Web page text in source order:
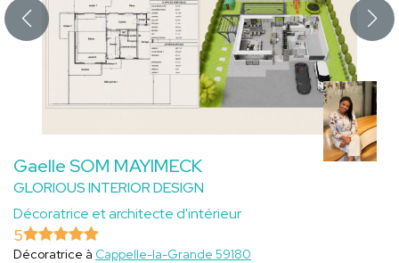
Gaelle SOM MAYIMECK
GLORIOUS INTERIOR DESIGN
Décoratrice et architecte d'intérieur
5
Décoratrice à Cappelle-la-Grande 59180